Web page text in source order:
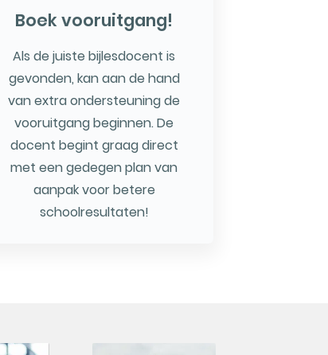
Boek vooruitgang!
Als de juiste bijlesdocent is
gevonden, kan aan de hand
van extra ondersteuning de
vooruitgang beginnen. De
docent begint graag direct
met een gedegen plan van
aanpak voor betere
schoolresultaten!